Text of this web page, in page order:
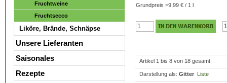
Grundpreis =9,99 € / 1 l
Artikel 1 bis 8 von 18 gesamt
Darstellung als: Gitter Liste
Fruchtweine
Fruchtsecco
Liköre, Brände, Schnäpse
Unsere Lieferanten
Saisonales
Rezepte